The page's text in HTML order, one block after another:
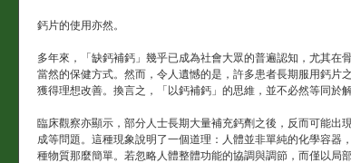
鈣片的使用亦然。
多年來，「缺鈣補鈣」幾乎已成為社會大眾的普遍認知，尤其在
當然的保健方式。然而，令人遺憾的是，許多患者長期服用鈣片
獲得理想改善。換言之，「以鈣補鈣」的思維，並不必然等同於
臨床觀察亦顯示，部分人士長期大量補充鈣劑之後，反而可能出
成等問題。這種現象說明了一個道理：人體並非單純的化學容器
種物質那麼簡單。若忽略人體整體功能的協調與調節，而僅以局